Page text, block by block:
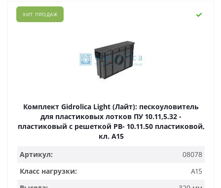
ХИТ ПРОДАЖ
Комплект Gidrolica Light (Лайт): пескоуловитель
для пластиковых лотков ПУ 10.11,5.32 -
пластиковый с решеткой РВ- 10.11.50 пластиковой,
кл. A15
Артикул:
08078
Класс нагрузки:
A15